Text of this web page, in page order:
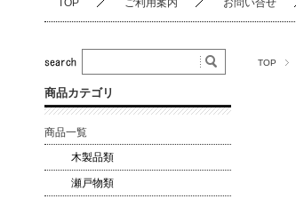
TOP ご利用案内 お問い合せ
TOP
商品カテゴリ
商品一覧
木製品類
瀬戸物類